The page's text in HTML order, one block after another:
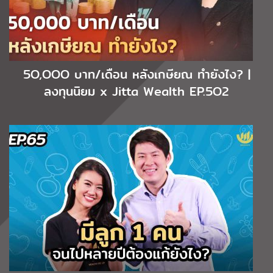
5O,OOO บาท/เดือน หลังเกษียณ ทำยังไง? |
ลงทุนนิยม x Jitta Wealth EP.5O2